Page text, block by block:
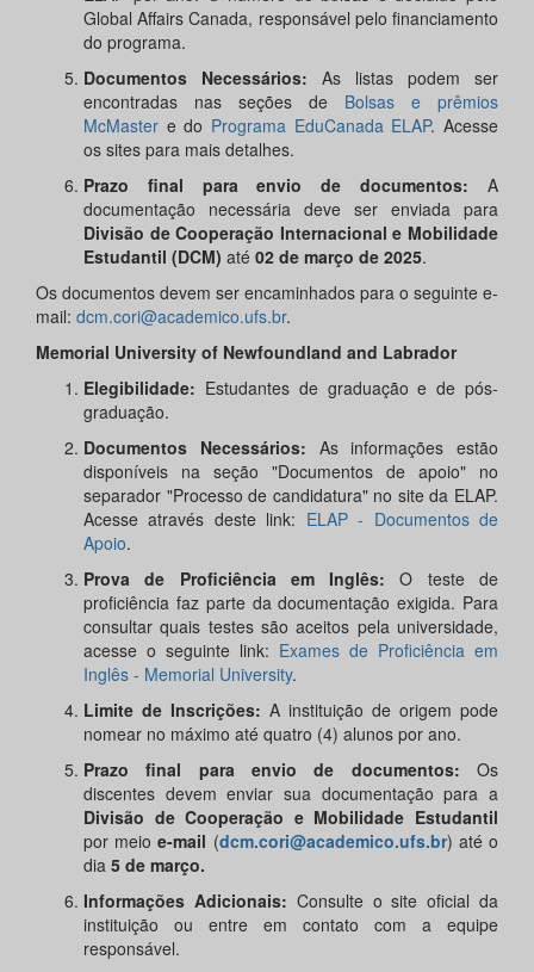
Global Affairs Canada, responsável pelo financiamento
do programa.
Documentos Necessários: As listas podem ser
encontradas nas seções de Bolsas e prêmios
McMaster e do Programa EduCanada ELAP. Acesse
os sites para mais detalhes.
Prazo final para envio de documentos: A
documentação necessária deve ser enviada para
Divisão de Cooperação Internacional e Mobilidade
Estudantil (DCM) até 02 de março de 2025.
Os documentos devem ser encaminhados para o seguinte e-
mail: dcm.cori@academico.ufs.br.
Memorial University of Newfoundland and Labrador
Elegibilidade: Estudantes de graduação e de pós-
graduação.
Documentos Necessários: As informações estão
disponíveis na seção "Documentos de apoio" no
separador "Processo de candidatura" no site da ELAP.
Acesse através deste link: ELAP - Documentos de
Apoio.
Prova de Proficiência em Inglês: O teste de
proficiência faz parte da documentação exigida. Para
consultar quais testes são aceitos pela universidade,
acesse o seguinte link: Exames de Proficiência em
Inglês - Memorial University.
Limite de Inscrições: A instituição de origem pode
nomear no máximo até quatro (4) alunos por ano.
Prazo final para envio de documentos: Os
discentes devem enviar sua documentação para a
Divisão de Cooperação e Mobilidade Estudantil
por meioe-mail (dcm.cori@academico.ufs.br) até o
dia 5 de março.
Informações Adicionais: Consulte o site oficial da
instituição ou entre em contato com a equipe
responsável.